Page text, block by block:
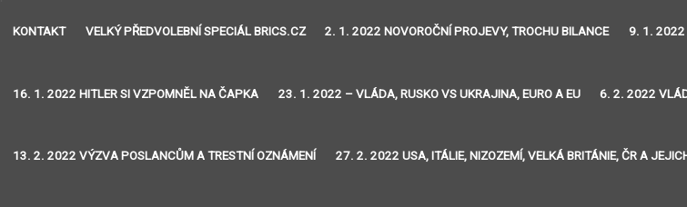
KONTAKT VELKÝ PŘEDVOLEBNÍ SPECIÁL BRICS.CZ 2. 1. 2022 NOVOROČNÍ PROJEVY, TROCHU BILANCE 9. 1. 2022
16. 1. 2022 HITLER SI VZPOMNĚL NA ČAPKA 23. 1. 2022 – VLÁDA, RUSKO VS UKRAJINA, EURO A EU 6. 2. 2022
13. 2. 2022 VÝZVA POSLANCŮM A TRESTNÍ OZNÁMENÍ 27. 2. 2022 USA, ITÁLIE, NIZOZEMÍ, VELKÁ BRITÁNIE, ČR A